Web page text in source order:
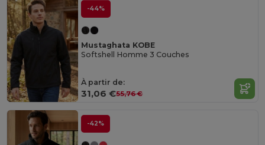
-44%
Mustaghata KOBE
Softshell Homme 3 Couches
À partir de:
31,06 €55,76 €
-42%